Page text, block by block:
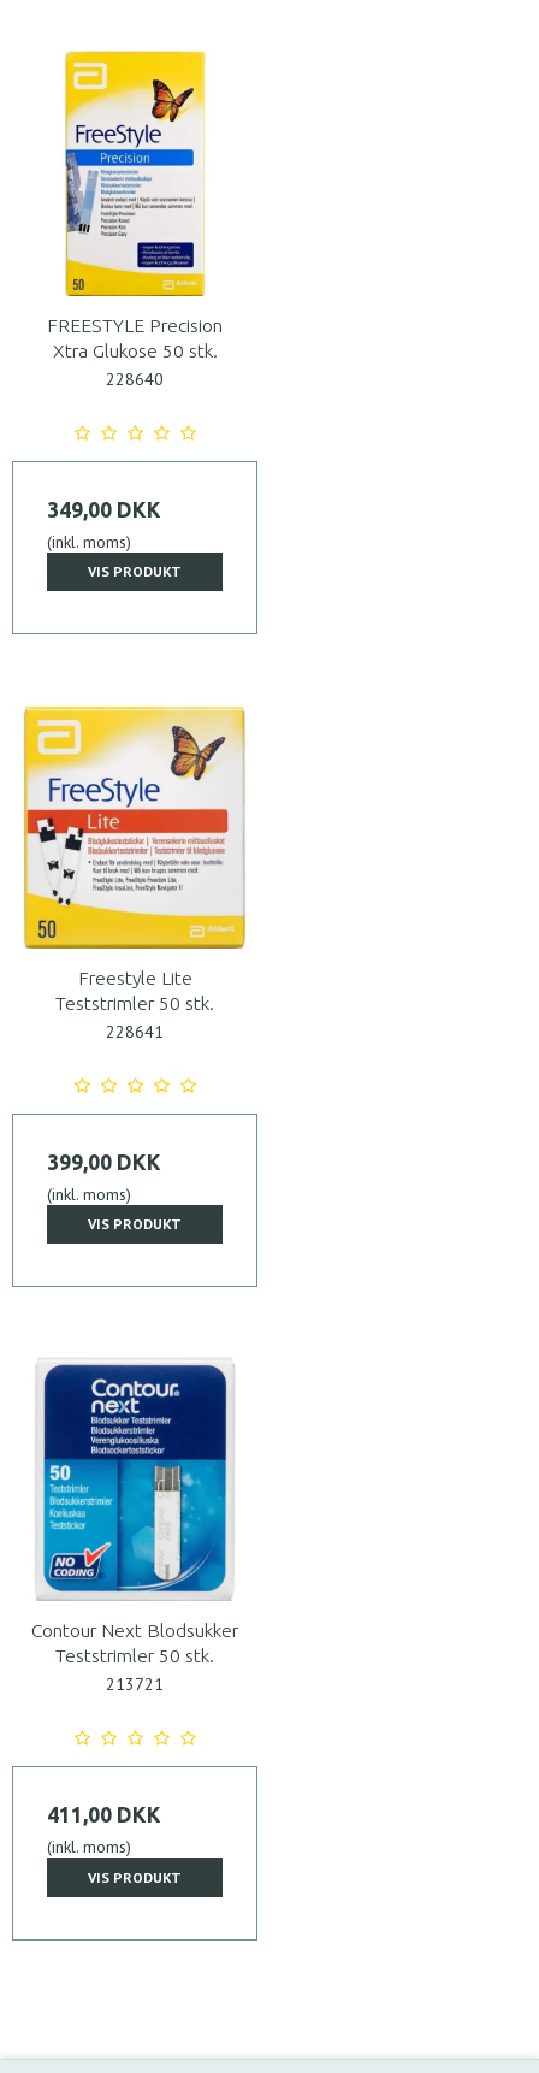
FREESTYLE Precision
Xtra Glukose 50 stk.
228640
349,00 DKK
(inkl. moms)
VIS PRODUKT
Freestyle Lite
Teststrimler 50 stk.
228641
399,00 DKK
(inkl. moms)
VIS PRODUKT
Contour Next Blodsukker
Teststrimler 50 stk.
213721
411,00 DKK
(inkl. moms)
VIS PRODUKT